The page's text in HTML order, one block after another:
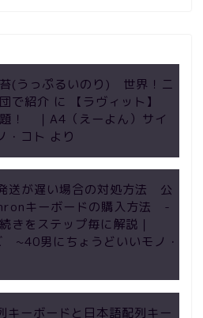
苔(うっぷるいのり) 世界！ニ
で紹介 に
【ラヴィット】
！ ｜A4（えーよん）サイ
・コト より
送が遅い場合の対処方法 公
キーボードの購入方法 -
きをステップ毎に解説｜
~40男にちょうどいいモノ・
ーボードと日本語配列キー